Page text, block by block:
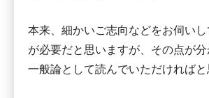
本来、細かいご志向などをお伺い
が必要だと思いますが、その点が分
一般論として読んでいただければと